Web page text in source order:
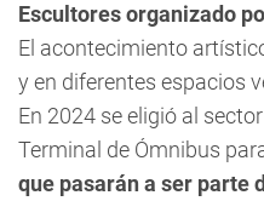
Escultores organizado
El acontecimiento
y en diferentes espacios
En 2024 se eligió al
Terminal de Ómnibus
que pasarán a ser parte